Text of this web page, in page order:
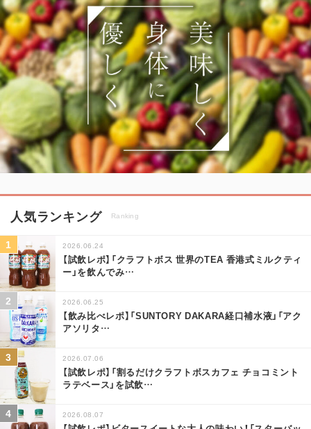
人気ランキング Ranking
2026.06.24
【試飲レポ】「クラフトボス 世界のTEA 香港式ミルクティ
ー」を飲んでみ…
2026.06.25
【飲み比べレポ】「SUNTORY DAKARA経口補水液」「アク
アソリタ…
2026.07.06
【試飲レポ】「割るだけクラフトボスカフェ チョコミント
ラテベース」を試飲…
2026.08.07